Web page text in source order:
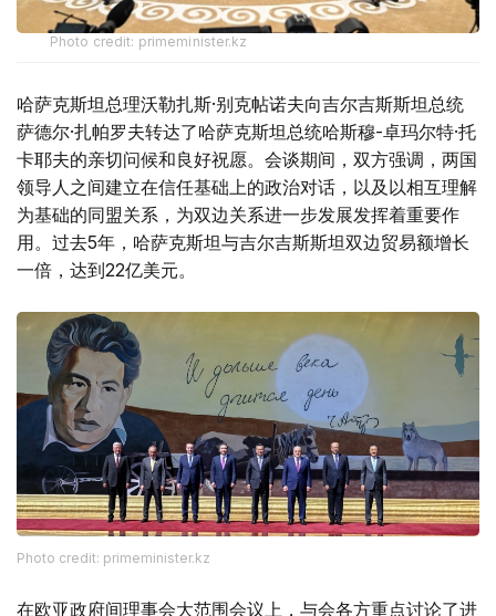
Photo credit: primeminister.kz
哈萨克斯坦总理沃勒扎斯·别克帖诺夫向吉尔吉斯斯坦总统
萨德尔·扎帕罗夫转达了哈萨克斯坦总统哈斯穆-卓玛尔特·托
卡耶夫的亲切问候和良好祝愿。会谈期间，双方强调，两国
领导人之间建立在信任基础上的政治对话，以及以相互理解
为基础的同盟关系，为双边关系进一步发展发挥着重要作
用。过去5年，哈萨克斯坦与吉尔吉斯斯坦双边贸易额增长
一倍，达到22亿美元。
Photo credit: primeminister.kz
在欧亚政府间理事会大范围会议上，与会各方重点讨论了进